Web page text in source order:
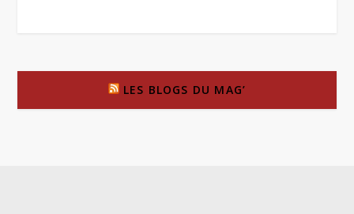
LES BLOGS DU MAG’